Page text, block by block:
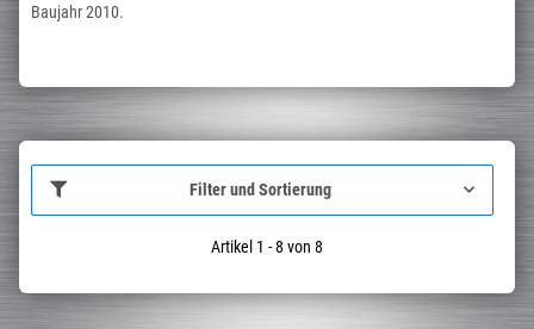
Baujahr 2010.
Filter und Sortierung
Artikel 1 - 8 von 8